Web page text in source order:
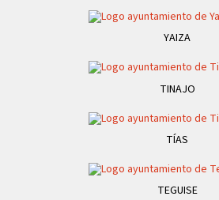
YAIZA
TINAJO
TÍAS
TEGUISE